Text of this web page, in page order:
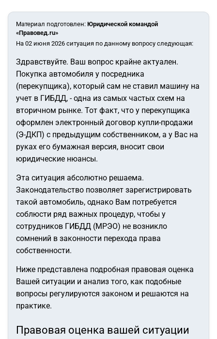
Материал подготовлен: Юридической командой
«Правовед.ru»
На 02 июня 2026 ситуация по данному вопросу следующая:
Здравствуйте. Ваш вопрос крайне актуален.
Покупка автомобиля у посредника
(перекупщика), который сам не ставил машину на
учет в ГИБДД, - одна из самых частых схем на
вторичном рынке. Тот факт, что у перекупщика
оформлен электронный договор купли-продажи
(Э-ДКП) с предыдущим собственником, а у Вас на
руках его бумажная версия, вносит свои
юридические нюансы.
Эта ситуация абсолютно решаема.
Законодательство позволяет зарегистрировать
такой автомобиль, однако Вам потребуется
соблюсти ряд важных процедур, чтобы у
сотрудников ГИБДД (МРЭО) не возникло
сомнений в законности перехода права
собственности.
Ниже представлена подробная правовая оценка
Вашей ситуации и анализ того, как подобные
вопросы регулируются законом и решаются на
практике.
Правовая оценка вашей ситуации